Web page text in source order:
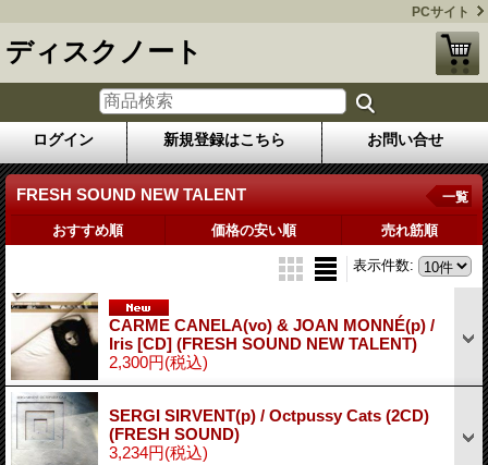
PCサイト
ディスクノート
ログイン 新規登録はこちら お問い合せ
FRESH SOUND NEW TALENT 一覧
おすすめ順 価格の安い順 売れ筋順
表示件数:
CARME CANELA(vo) & JOAN MONNÉ(p) /
Iris [CD] (FRESH SOUND NEW TALENT)
2,300円(税込)
SERGI SIRVENT(p) / Octpussy Cats (2CD)
(FRESH SOUND)
3,234円(税込)